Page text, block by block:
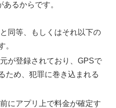
るからです。
同等、もしくはそれ以下の
。
が登録されており、GPSで
ため、犯罪に巻き込まれる
にアプリ上で料金が確定す